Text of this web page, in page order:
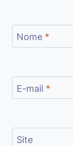
Nome *
E-mail *
Site